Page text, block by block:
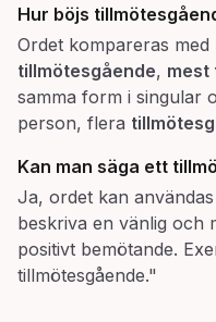
Hur böjs
Ordet kompareras med
tillmötesgående, mest
samma form i singular
person, flera
Kan man säga ett
Ja, ordet kan
beskriva en vänlig och
positivt bemötande.
tillmötesgående."